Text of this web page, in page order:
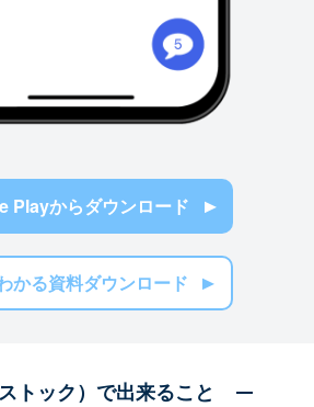
Playからダウンロード
かる資料ダウンロード
トック）で出来ること